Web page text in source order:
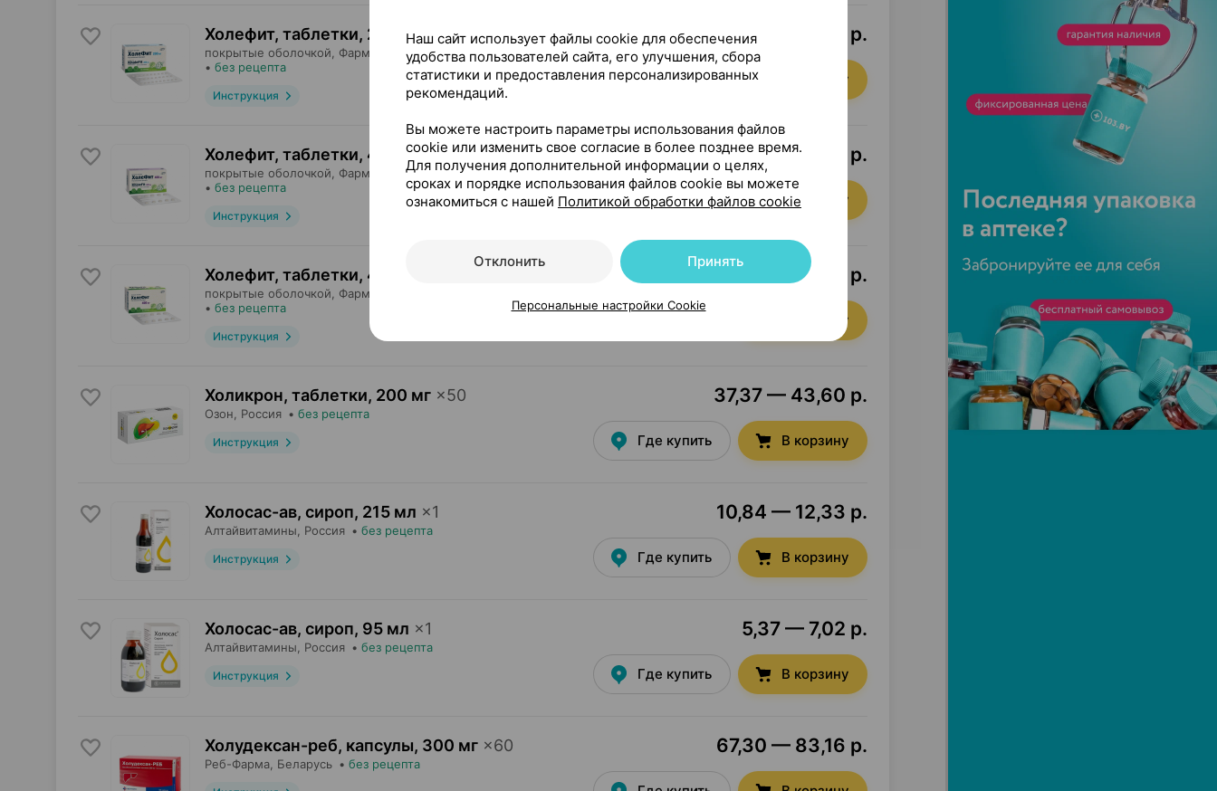
Холефит, таблетки, 200 мг× 60
покрытые оболочкой, Фармтехнология, Беларусь
• без рецепта
Инструкция
12,15 — 19,87 р.
Где купить В корзину
Холефит, таблетки, 400 мг×30
покрытые оболочкой, Фармтехнология, Беларусь
• без рецепта
Инструкция
16,17 — 19,75 р.
Где купить В корзину
Холефит, таблетки, 400 мг
покрытые оболочкой, Фармтехнология
• без рецепта
Инструкция
29,76 — 37,37 р.
В корзину
Холикрон, таблетки, 200 мг ×50
Озон , Россия • без рецепта
Инструкция
37,37 — 43,60 р.
Где купить В корзину
Холосас-ав, сироп, 215 мл ×1
Алтайвитамины , Россия • без рецепта
Инструкция
10,84 — 12,33 р.
Где купить В корзину
Холосас-ав, сироп, 95 мл ×1
Алтайвитамины , Россия • без рецепта
Инструкция
5,37 — 7,02 р.
Где купить В корзину
Холудексан-реб, капсулы, 300 мг ×60
Реб-Фарма , Беларусь • без рецепта
67,30 — 83,16 р.
Наш сайт использует файлы cookie для обеспечения
удобства пользователей сайта, его улучшения, сбора
статистики и предоставления персонализированных
рекомендаций.
Вы можете настроить параметры использования файлов
cookie или изменить свое согласие в более позднее время.
Для получения дополнительной информации о целях,
сроках и порядке использования файлов cookie вы можете
ознакомиться с нашей Политикой обработки файлов cookie
Отклонить Принять
Персональные настройки Cookie